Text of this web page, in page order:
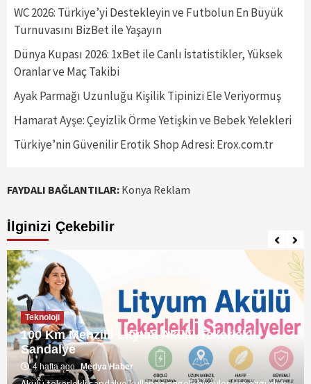
WC 2026: Türkiye’yi Destekleyin ve Futbolun En Büyük
Turnuvasını BizBet ile Yaşayın
Dünya Kupası 2026: 1xBet ile Canlı İstatistikler, Yüksek
Oranlar ve Maç Takibi
Ayak Parmağı Uzunluğu Kişilik Tipinizi Ele Veriyormuş
Hamarat Ayşe: Çeyizlik Örme Yetişkin ve Bebek Yelekleri
Türkiye’nin Güvenilir Erotik Shop Adresi: Erox.com.tr
FAYDALI BAĞLANTILAR: Konya Reklam
İlginizi Çekebilir
Teknoloji
100 Km Menzilli Lityum Akülü Tekerlekli
Sandalye
4 hafta ago Medya Haber